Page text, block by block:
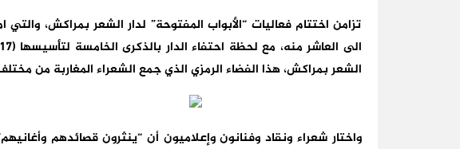
تزامن اختتام فعاليات “الأبواب المفتوحة” لدار الشعر بمراكش،
الشعر بمراكش، هذا الفضاء الرمزي الذي جمع الشعراء المغاربة من
واختار شعراء ونقاد وفنانون وإعلاميون أن “ينثرون قصائدهم